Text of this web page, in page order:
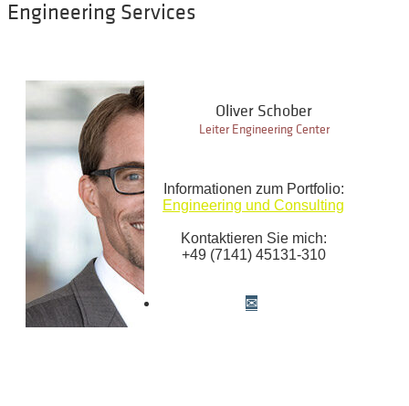
Engineering Services
Oliver Schober
Leiter Engineering Center
Informationen zum Portfolio:
Engineering und Consulting
Kontaktieren Sie mich:
+49 (7141) 45131-310